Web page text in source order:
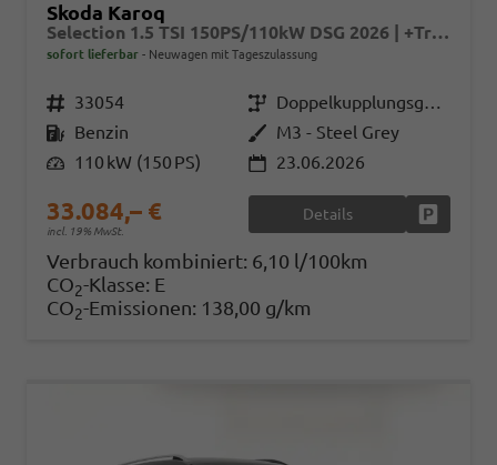
Skoda Karoq
Selection 1.5 TSI 150PS/110kW DSG 2026 | +TravelAssist +RFK & Parksensoren +Var. Gepäckraumboden
sofort lieferbar Neuwagen mit Tageszulassung
Fahrzeugnr. 33054 Getriebe
Doppelkupplungsgetriebe (DSG)
Kraftstoff Benzin AußenfarbeM3 - Steel Grey
Leistung 110 kW (150 PS) 23.06.2026
33.084,– €
incl. 19% MwSt.
Details
Verbrauch kombiniert: 6,10 l/100km
CO2-Klasse: E
CO2-Emissionen: 138,00 g/km